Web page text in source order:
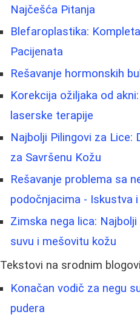
Najčešća Pitanja
Blefaroplastika:
Pacijenata
Rešavanje hormonskih
Korekcija ožiljaka od
laserske terapije
Najbolji Pilingovi za Lice:
za Savršenu Kožu
Rešavanje problema sa
podočnjacima - Iskustva
Zimska nega lica:
suvu i mešovitu kožu
Tekstovi na srodnim
Konačan vodič za negu
pudera